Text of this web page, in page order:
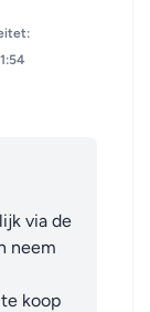
via de
neem
koop